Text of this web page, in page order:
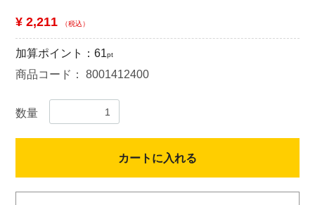
¥ 2,211 （税込）
加算ポイント：61pt
商品コード：8001412400
数量
カートに入れる